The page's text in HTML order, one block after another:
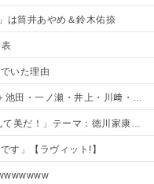
は筒井あやめ＆鈴木佑捺
いた理由
・井上・川﨑・菅原・中西が全完売
川家康【2025.8.5 24:00〜 TOKYO MX】
す」【ラヴィット!】